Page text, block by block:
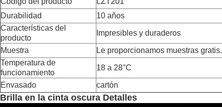
Durabilidad
10 años
Características del
producto
Impresibles y duraderos
Muestra
Le proporcionamos muestras gratis.
Temperatura de
funcionamiento
18 a 28°C
Envasado cartón
Brilla en la cinta oscura Detalles